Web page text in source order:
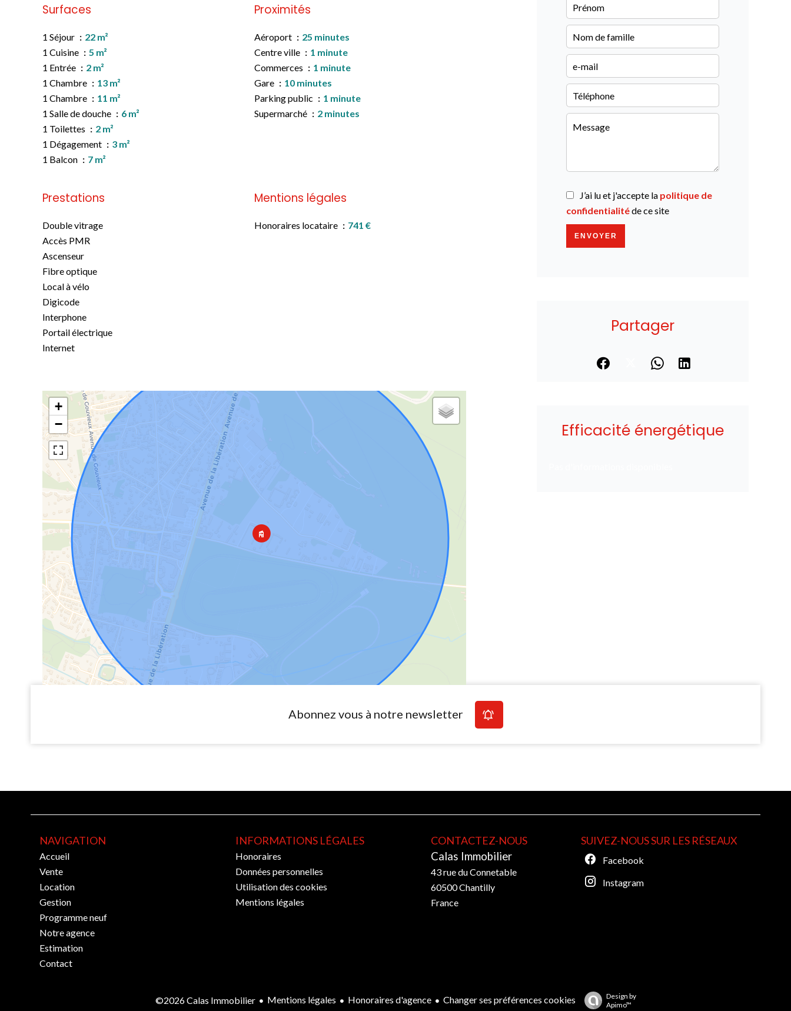
Surfaces
1 Séjour
22 m²
1 Cuisine
5 m²
1 Entrée
2 m²
1 Chambre
13 m²
1 Chambre
11 m²
1 Salle de douche
6 m²
1 Toilettes
2 m²
1 Dégagement
3 m²
1 Balcon
7 m²
Proximités
Aéroport
25 minutes
Centre ville
1 minute
Commerces
1 minute
Gare
10 minutes
Parking public
1 minute
Supermarché
2 minutes
Prestations
Double vitrage
Accès PMR
Ascenseur
Fibre optique
Local à vélo
Digicode
Interphone
Portail électrique
Internet
Mentions légales
Honoraires locataire 741 €
+
−
J’ai lu et j'accepte la politique de
confidentialitéde ce site
ENVOYER
Partager
Efficacité énergétique
Abonnez vous à notre newsletter
NAVIGATION
Accueil
Vente
Location
Gestion
Programme neuf
Notre agence
Estimation
Contact
INFORMATIONS LÉGALES
Honoraires
Données personnelles
Utilisation des cookies
Mentions légales
CONTACTEZ-NOUS
Calas Immobilier
43 rue du Connetable
60500Chantilly
France
SUIVEZ-NOUS SUR LES RÉSEAUX
Facebook
Instagram
©2026 Calas Immobilier Mentions légales Honoraires d'agence Changer ses préférences cookies
Design by
Apimo™